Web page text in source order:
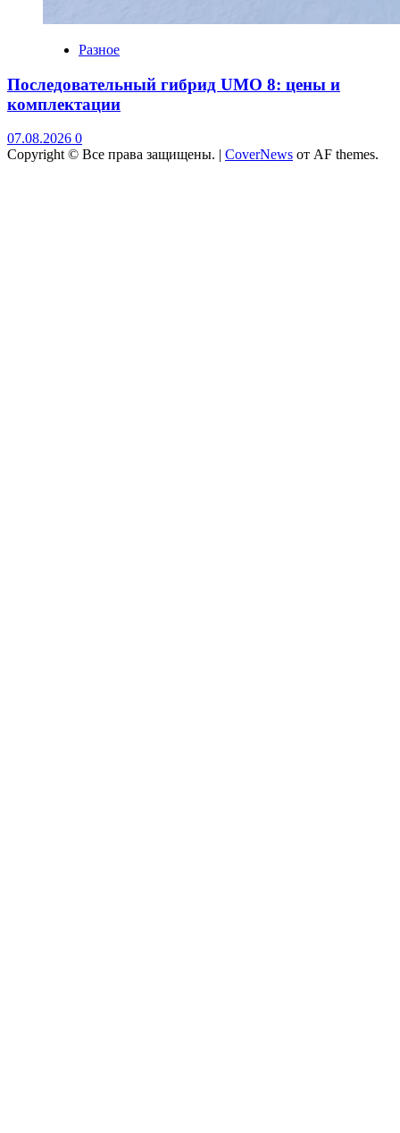
Разное
Последовательный гибрид UMO 8: цены и
комплектации
07.08.2026 0
Copyright © Все права защищены. | CoverNews от AF themes.